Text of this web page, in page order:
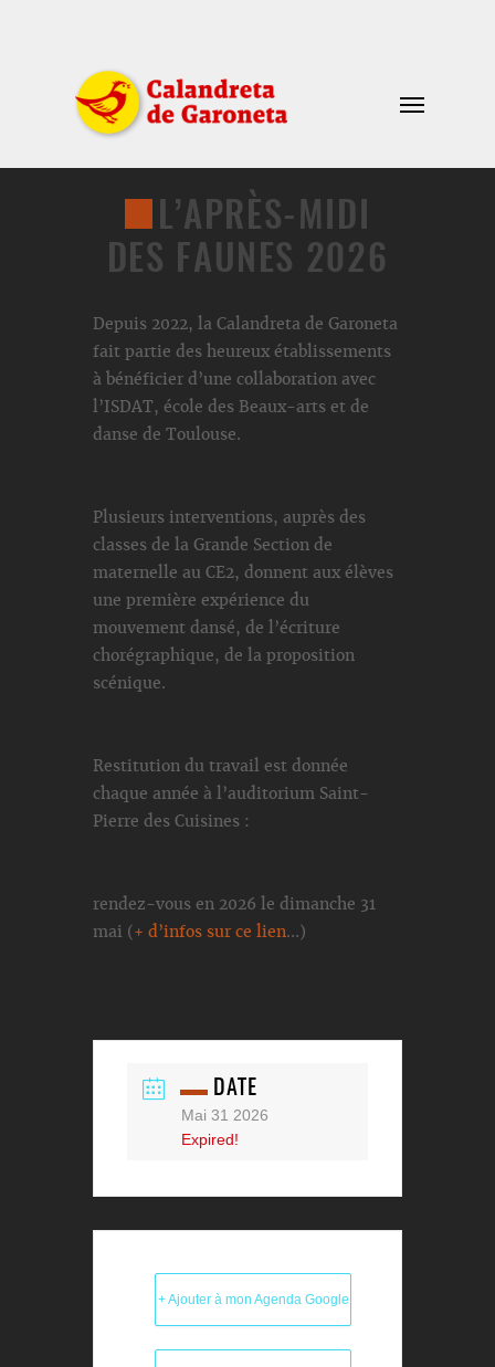
L’APRÈS-MIDI
DES FAUNES 2026
Depuis 2022, la Calandreta de Garoneta
fait partie des heureux établissements
à bénéficier d’une collaboration avec
l’ISDAT, école des Beaux-arts et de
danse de Toulouse.
Plusieurs interventions, auprès des
classes de la Grande Section de
maternelle au CE2, donnent aux élèves
une première expérience du
mouvement dansé, de l’écriture
chorégraphique, de la proposition
scénique.
Restitution du travail est donnée
chaque année à l’auditorium Saint-
Pierre des Cuisines :
rendez-vous en 2026 le dimanche 31
mai (+ d’infos sur ce lien…)
DATE
Mai 31 2026
Expired!
+ Ajouter à mon Agenda Google